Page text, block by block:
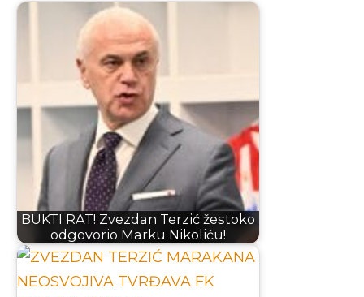
BUKTI RAT! Zvezdan Terzić žestoko
odgovorio Marku Nikoliću!